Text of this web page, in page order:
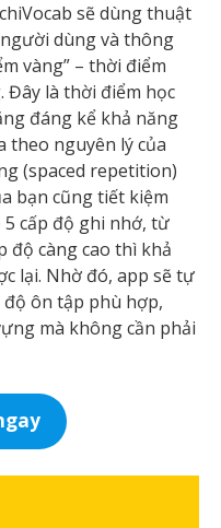
sẽ dùng thuật
dùng và thông
vàng” – thời điểm
Đây là thời điểm học
đáng kể khả năng
theo nguyên lý của
(spaced repetition)
bạn cũng tiết kiệm
cấp độ ghi nhớ, từ
độ càng cao thì khả
lại. Nhờ đó, app sẽ tự
ôn tập phù hợp,
mà không cần phải